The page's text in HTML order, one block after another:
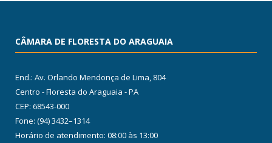
CÂMARA DE FLORESTA DO ARAGUAIA
End.: Av. Orlando Mendonça de Lima, 804
Centro - Floresta do Araguaia - PA
CEP: 68543-000
Fone: (94) 3432–1314
Horário de atendimento: 08:00 às 13:00